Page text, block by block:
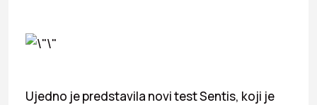
Ujedno je predstavila novi test Sentis, koji je